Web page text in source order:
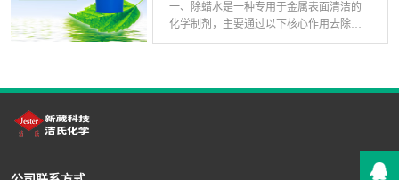
一、除蜡水是一种专用于金属表面清洁的
化学制剂，主要通过以下核心作用去除蜡
质污垢并保护工件表面：润湿渗透‌：表面
乳化分散‌：亲油 <-查看详情>